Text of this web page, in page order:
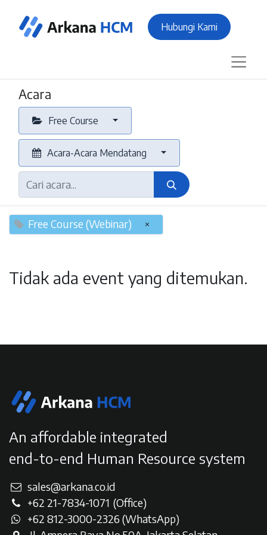
Hubungi Kami
Acara
Free Course
Acara-Acara Mendatang
Free Course (Webinar) ×
Tidak ada event yang ditemukan.
An affordable integrated
end-to-end Human Resource system
sales@arkana.co.id
+62 21-7834-1071 (Office)
+62 812-3000-2326 (WhatsApp)